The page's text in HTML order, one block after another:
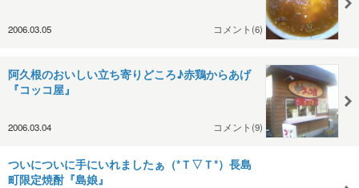
2006.03.05 コメント(6)
阿久根のおいしい立ち寄りどころ♪赤鶏からあげ
『コッコ屋』
2006.03.04 コメント(9)
ついについに手にいれましたぁ（*Ｔ▽Ｔ*）長島
町限定焼酎『島娘』